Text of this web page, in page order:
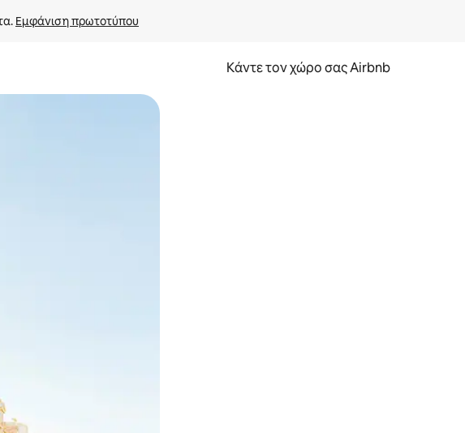
Εμφάνιση πρωτοτύπου
Κάντε τον χώρο σας Airbnb
κάτω βέλους, να την εξερευνήσετε με την αφή ή να τη σύρετε με τα δάχτυλα.